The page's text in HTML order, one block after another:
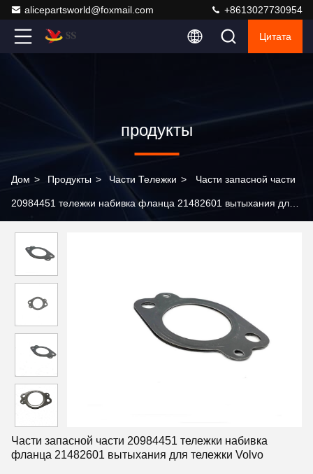
alicepartsworld@foxmail.com +8613027730954
Цитата
продукты
Дом > Продукты > Части Тележки > Части запасной части
20984451 тележки набивка фланца 21482601 вытыхания для
Части запасной части 20984451 тележки набивка
фланца 21482601 вытыхания для тележки Volvo